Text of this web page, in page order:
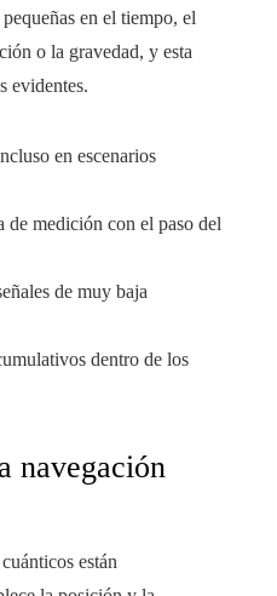
en el tiempo, el
o la gravedad, y esta
evidentes.
en escenarios
medición con el paso del
de muy baja
dentro de los
navegación
están